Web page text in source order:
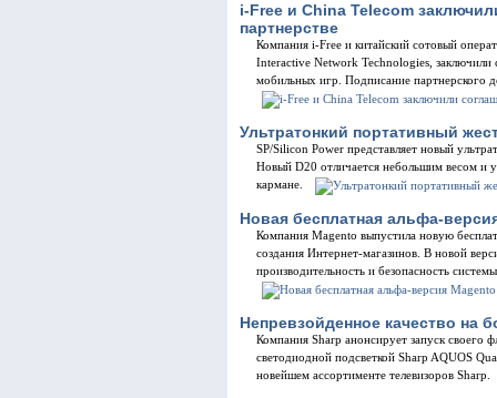
i-Free и China Telecom
партнерстве
Компания i-Free и китайский сотовый
Interactive Network Technologies, заключили
мобильных игр. Подписание партнерского
Ультратонкий портативный
SP/Silicon Power представляет новый
Новый D20 отличается небольшим весом и
кармане.
Новая бесплатная альфа-
Компания Magento выпустила новую
создания Интернет-магазинов. В новой
производительность и безопасность
Непревзойденное качество на
Компания Sharp анонсирует запуск своего
светодиодной подсветкой Sharp AQUOS
новейшем ассортименте телевизоров Sharp.